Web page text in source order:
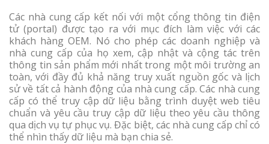
Các nhà cung cấp kết nối với một cổng thông tin điện
tử (portal) được tạo ra với mục đích làm việc với các
khách hàng OEM. Nó cho phép các doanh nghiệp và
nhà cung cấp của họ xem, cập nhật và cộng tác trên
thông tin sản phẩm mới nhất trong một môi trường an
toàn, với đầy đủ khả năng truy xuất nguồn gốc và lịch
sử về tất cả hành động của nhà cung cấp. Các nhà cung
cấp có thể truy cập dữ liệu bằng trình duyệt web tiêu
chuẩn và yêu cầu truy cập dữ liệu theo yêu cầu thông
qua dịch vụ tự phục vụ. Đặc biệt, các nhà cung cấp chỉ có
thể nhìn thấy dữ liệu mà bạn chia sẻ.